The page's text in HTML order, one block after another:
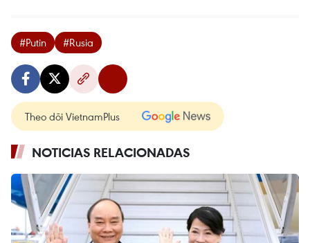
#Putin #Rusia
Theo dõi VietnamPlus
NOTICIAS RELACIONADAS